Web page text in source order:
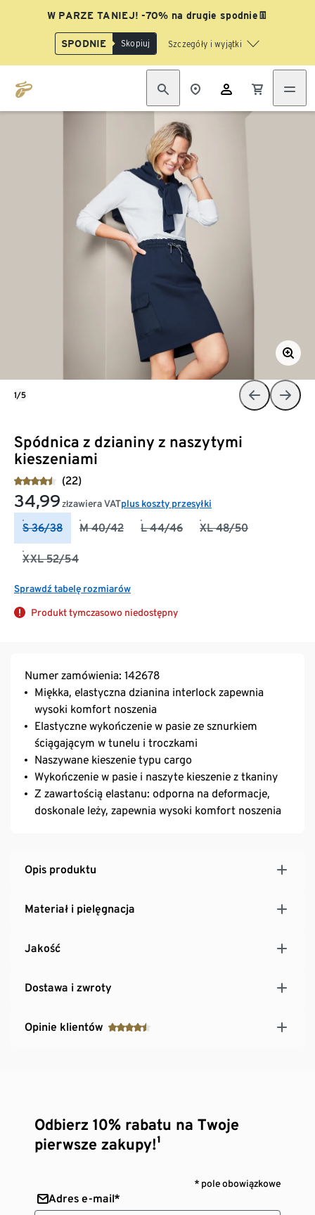
W PARZE TANIEJ! -70% na drugie spodnie👖
SPODNIE Skopiuj Szczegóły i wyjątki
Spódnica z dzianiny z naszytymi
kieszeniami
(22)
34,99 złzawiera VATplus koszty przesyłki
S 36/38 M 40/42 L 44/46 XL 48/50
XXL 52/54
Sprawdź tabelę rozmiarów
Produkt tymczasowo niedostępny
1/5
Numer zamówienia: 142678
Miękka, elastyczna dzianina interlock zapewnia
wysoki komfort noszenia
Elastyczne wykończenie w pasie ze sznurkiem
ściągającym w tunelu i troczkami
Naszywane kieszenie typu cargo
Wykończenie w pasie i naszyte kieszenie z tkaniny
Z zawartością elastanu: odporna na deformacje,
doskonale leży, zapewnia wysoki komfort noszenia
Opis produktu
Materiał i pielęgnacja
Jakość
Dostawa i zwroty
Opinie klientów
Odbierz 10% rabatu na Twoje
pierwsze zakupy!¹
* pole obowiązkowe
Adres e-mail*